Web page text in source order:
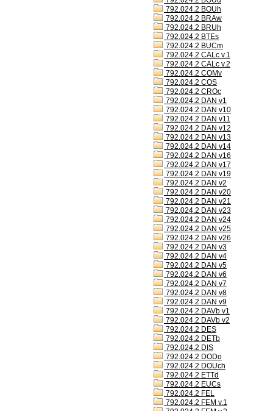
792.024.2 BOUh
792.024.2 BRAw
792.024.2 BRUh
792.024.2 BTEs
792.024.2 BUCm
792.024.2 CALc v.1
792.024.2 CALc v.2
792.024.2 COMv
792.024.2 COS
792.024.2 CROc
792.024.2 DAN v1
792.024.2 DAN v10
792.024.2 DAN v11
792.024.2 DAN v12
792.024.2 DAN v13
792.024.2 DAN v14
792.024.2 DAN v16
792.024.2 DAN v17
792.024.2 DAN v19
792.024.2 DAN v2
792.024.2 DAN v20
792.024.2 DAN v21
792.024.2 DAN v23
792.024.2 DAN v24
792.024.2 DAN v25
792.024.2 DAN v26
792.024.2 DAN v3
792.024.2 DAN v4
792.024.2 DAN v5
792.024.2 DAN v6
792.024.2 DAN v7
792.024.2 DAN v8
792.024.2 DAN v9
792.024.2 DAVb v1
792.024.2 DAVb v2
792.024.2 DES
792.024.2 DETb
792.024.2 DIS
792.024.2 DODo
792.024.2 DOUch
792.024.2 ETTd
792.024.2 EUCs
792.024.2 FEL
792.024.2 FEM v.1